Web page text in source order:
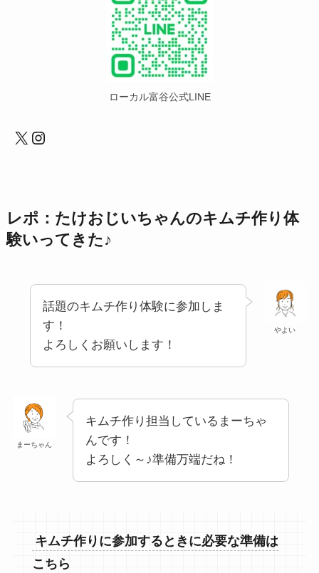
ローカル富谷公式LINE
X Instagram
レポ：たけおじいちゃんのキムチ作り体
験いってきた♪
やよい
話題のキムチ作り体験に参加しま
す！
よろしくお願いします！
まーちゃん
キムチ作り担当しているまーちゃ
んです！
よろしく～♪準備万端だね！
キムチ作りに参加するときに必要な準備は
こちら